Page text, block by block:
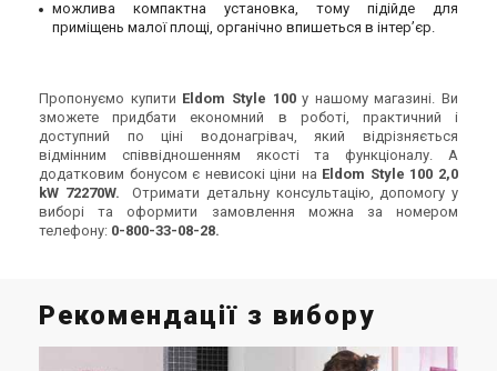
можлива компактна установка, тому підійде для
приміщень малої площі, органічно впишеться в інтер’єр.
Пропонуємо купити Eldom Style 100у нашому магазині. Ви
зможете придбати економний в роботі, практичний і
доступний по ціні водонагрівач, який відрізняється
відмінним співвідношенням якості та функціоналу. А
додатковим бонусом є невисокі ціни на Eldom Style 100 2,0
kW 72270W. Отримати детальну консультацію, допомогу у
виборі та оформити замовлення можна за номером
телефону: 0-800-33-08-28.
Рекомендації з вибору